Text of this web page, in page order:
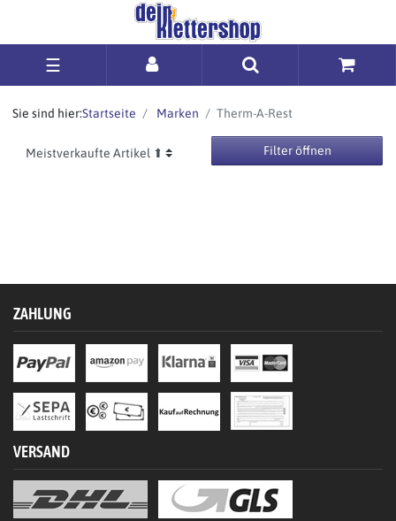
☰
Sie sind hier:Startseite Marken Therm-A-Rest
Filter öffnen
ZAHLUNG
VERSAND